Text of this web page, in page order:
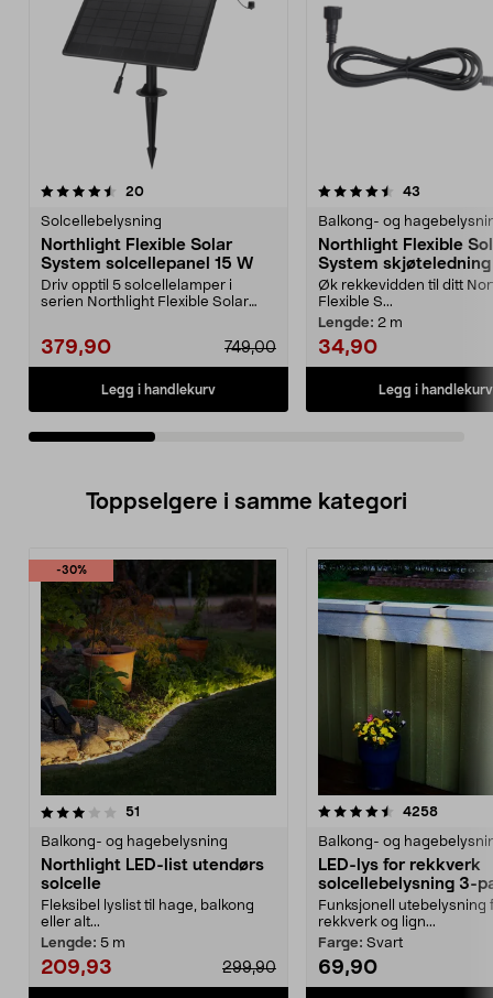
20anmeldelser
Solcellebelysning
Northlight Flexible Solar
System solcellepanel 15 W
Driv opptil 5 solcellelamper i
serien Northlight Flexible Solar
749,00
379,90
Legg i handlekurv
4.5av 5 stjerner 43
Balkong- og
Northlight Flexible
System skjøteledning
Øk rekkevidden til ditt
Flexible S...
Lengde: 2 m
34,90
Legg i handlekurv
4.5av 5 stjerner
Toppselgere i samme kategori
-30%
51
Balkong- og hagebelysning
Northlight LED-list utendørs
solcelle
Fleksibel lyslist til hage, balkong
eller alt...
Lengde: 5 m
209,93 299,90
4.5 av 5 stjerner 4258
Balkong- og
LED-lys for rekkverk
solcellebelysning 3-
Funksjonell utebelysning
rekkverk og lign...
Farge: Svart
69,90
4.5 av 5 stjerner